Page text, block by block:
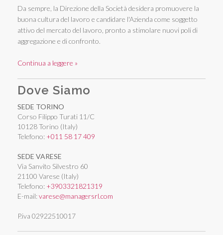
Da sempre, la Direzione della Società desidera promuovere la
buona cultura del lavoro e candidare l'Azienda come soggetto
attivo del mercato del lavoro, pronto a stimolare nuovi poli di
aggregazione e di confronto.
Continua a leggere »
Dove Siamo
SEDE TORINO
Corso Filippo Turati 11/C
10128 Torino (Italy)
Telefono: +011 58 17 409
SEDE VARESE
Via Sanvito Silvestro 60
21100 Varese (Italy)
Telefono: +3903321821319
E-mail:varese@managersrl.com
P.iva 02922510017